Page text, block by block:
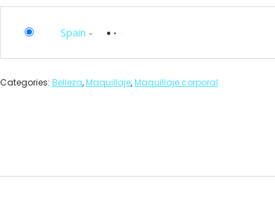
Spain -
Categories: Belleza,Maquillaje,Maquillaje corporal